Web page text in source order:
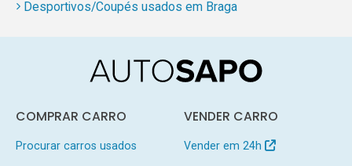
Desportivos/Coupés usados em Braga
COMPRAR CARRO
Procurar carros usados
VENDER CARRO
Vender em 24h